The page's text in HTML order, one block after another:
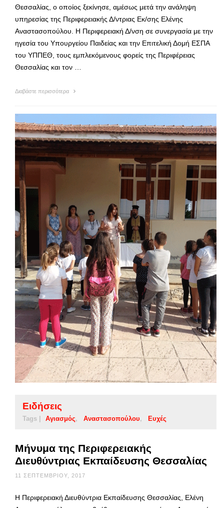
Θεσσαλίας, o οποίος ξεκίνησε, αμέσως μετά την ανάληψη
υπηρεσίας της Περιφερειακής Δ/ντριας Εκ/σης Ελένης
Αναστασοπούλου. Η Περιφερειακή Δ/νση σε συνεργασία με την
ηγεσία του Υπουργείου Παιδείας και την Επιτελική Δομή ΕΣΠΑ
του ΥΠΠΕΘ, τους εμπλεκόμενους φορείς της Περιφέρειας
Θεσσαλίας και τον …
Διαβάστε περισσότερα
Ειδήσεις
Tags | Αγιασμός Αναστασοπούλου Ευχές
Μήνυμα της Περιφερειακής
Διευθύντριας Εκπαίδευσης Θεσσαλίας
11 ΣΕΠΤΕΜΒΡΊΟΥ, 2017
Η Περιφερειακή Διευθύντρια Εκπαίδευσης Θεσσαλίας, Ελένη